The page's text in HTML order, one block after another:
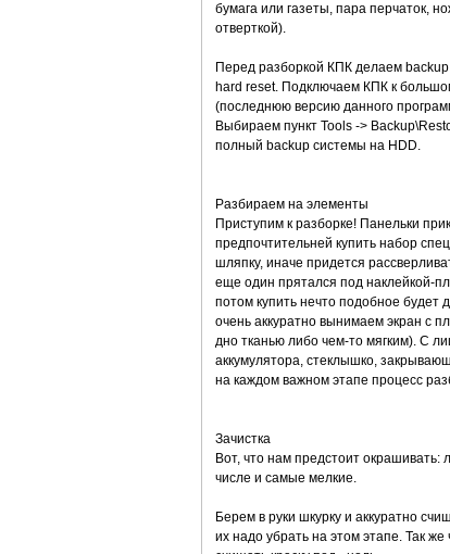
бумага или газеты, пара перчаток,
отверткой).
Перед разборкой КПК делаем backup
hard reset. Подключаем КПК к
(последнюю версию данного
Выбираем пункт Tools ->
полный backup системы на HDD.
Разбираем на элементы
Приступим к разборке! Панельки
предпочтительней купить набор
шляпку, иначе придется
еще один прятался под наклейкой-
потом купить нечто подобное
очень аккуратно вынимаем экран с
дно тканью либо чем-то мягким). С
аккумулятора, стеклышко,
на каждом важном этапе процесс
Зачистка
Вот, что нам предстоит окрашивать:
числе и самые мелкие.
Берем в руки шкурку и аккуратно
их надо убрать на этом этапе. Так